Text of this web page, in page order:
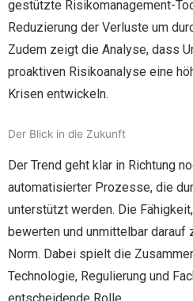
gestützte Risikomanagement-
Reduzierung der Verluste um
Zudem zeigt die Analyse, dass
proaktiven Risikoanalyse eine
Krisen entwickeln.
Der Blick in die Zukunft
Der Trend geht klar in Richtung
automatisierter Prozesse, die
unterstützt werden. Die
bewerten und unmittelbar darauf
Norm. Dabei spielt die
Technologie, Regulierung und